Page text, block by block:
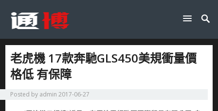
老虎機 17款奔馳GLS450美規衝量價
格低 有保障
Posted by admin 2017-06-27